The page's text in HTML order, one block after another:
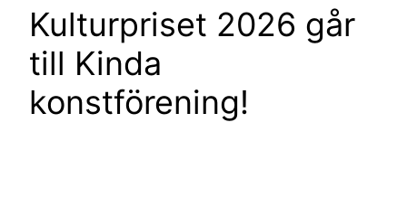
Kulturpriset 2026 går
till Kinda
konstförening!